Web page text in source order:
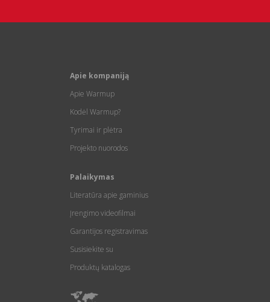
Apie kompaniją
Apie Warmup
Kodėl Warmup?
Tyrimai ir plėtra
Projekto nuorodos
Palaikymas
Literatūra apie gaminius
Įrengimo videofilmai
Garantijos registravimas
Susisiekite su
Produktų katalogas